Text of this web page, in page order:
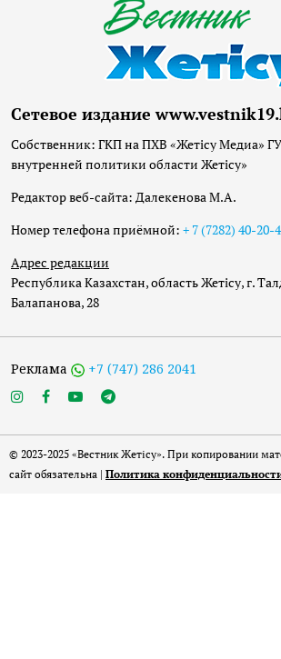
Сетевое издание
Собственник: ГКП на ПХВ «Жетісу Медиа»
внутренней политики области Жетісу»
Редактор веб-сайта: Далекенова М.А.
Номер телефона приёмной: + 7 (7282) 40-20-
Адрес редакции
Республика Казахстан, область Жетісу, г.
Балапанова, 28
Реклама +7 (747) 286 2041
© 2023-2025 «Вестник Жетісу». При копировании
сайт обязательна | Политика